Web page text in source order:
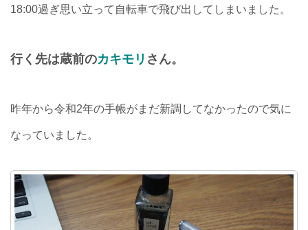
18:00過ぎ思い立って自転車で飛び出してしまいました。
行く先は蔵前のカキモリ さん。
昨年から令和2年の手帳がまだ新調してなかったので気に
なっていました。